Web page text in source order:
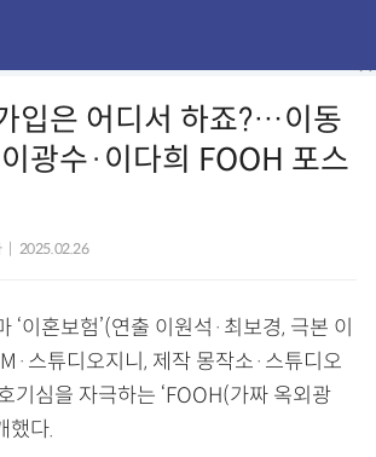
입은 어디서 하죠?…이동
광수·이다희 FOOH 포스
2025.02.26
‘이혼보험’(연출 이원석·최보경, 극본 이
스튜디오지니, 제작 몽작소·스튜디오
기심을 자극하는 ‘FOOH(가짜 옥외광
했다.